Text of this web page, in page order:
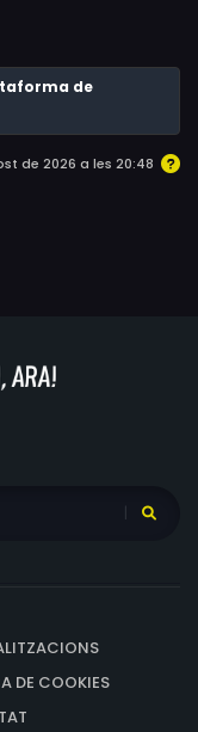
els membres
Cristòfor Colom?
orígens? La
era un llaner
sense
dret ni de
de
de 2026 a les 20:48
DE COOKIES